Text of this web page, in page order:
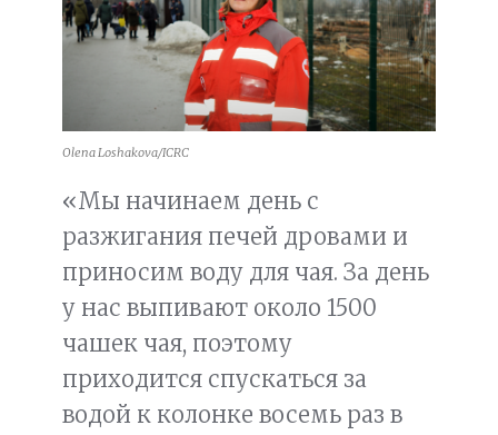
Olena Loshakova/ICRC
«Мы начинаем день с
разжигания печей дровами и
приносим воду для чая. За день
у нас выпивают около 1500
чашек чая, поэтому
приходится спускаться за
водой к колонке восемь раз в